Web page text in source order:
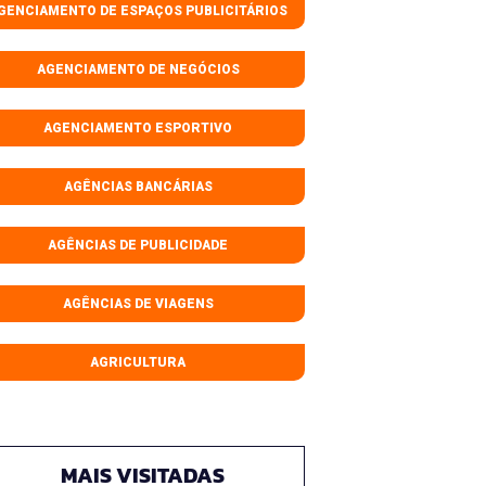
DE ESPAÇOS PUBLICITÁRIOS
AGENCIAMENTO DE NEGÓCIOS
AGENCIAMENTO ESPORTIVO
AGÊNCIAS BANCÁRIAS
AGÊNCIAS DE PUBLICIDADE
AGÊNCIAS DE VIAGENS
AGRICULTURA
MAIS VISITADAS